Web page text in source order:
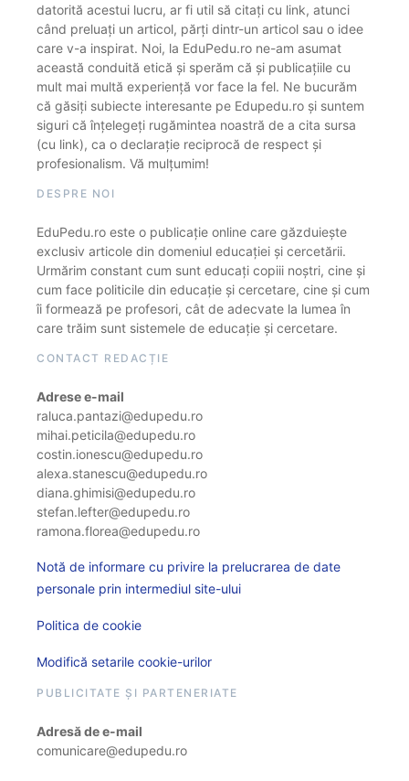
datorită acestui lucru, ar fi util să citați cu link, atunci
când preluați un articol, părți dintr-un articol sau o idee
care v-a inspirat. Noi, la EduPedu.ro ne-am asumat
această conduită etică și sperăm că și publicațiile cu
mult mai multă experiență vor face la fel. Ne bucurăm
că găsiți subiecte interesante pe Edupedu.ro și suntem
siguri că înțelegeți rugămintea noastră de a cita sursa
(cu link), ca o declarație reciprocă de respect și
profesionalism. Vă mulțumim!
DESPRE NOI
EduPedu.ro este o publicație online care găzduiește
exclusiv articole din domeniul educației și cercetării.
Urmărim constant cum sunt educați copiii noștri, cine și
cum face politicile din educație și cercetare, cine și cum
îi formează pe profesori, cât de adecvate la lumea în
care trăim sunt sistemele de educație și cercetare.
CONTACT REDACȚIE
Adrese e-mail
raluca.pantazi@edupedu.ro
mihai.peticila@edupedu.ro
costin.ionescu@edupedu.ro
alexa.stanescu@edupedu.ro
diana.ghimisi@edupedu.ro
stefan.lefter@edupedu.ro
ramona.florea@edupedu.ro
Notă de informare cu privire la prelucrarea de date
personale prin intermediul site-ului
Politica de cookie
Modifică setarile cookie-urilor
PUBLICITATE ȘI PARTENERIATE
Adresă de e-mail
comunicare@edupedu.ro